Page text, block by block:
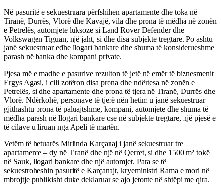
Në pasuritë e sekuestruara përfshihen apartamente dhe toka në
Tiranë, Durrës, Vlorë dhe Kavajë, vila dhe prona të mëdha në zonën
e Petrelës, automjete luksoze si Land Rover Defender dhe
Volkswagen Tiguan, një jaht, si dhe disa subjekte tregtare. Po ashtu
janë sekuestruar edhe llogari bankare dhe shuma të konsiderueshme
parash në banka dhe kompani private.
Pjesa më e madhe e pasurive rezulton të jetë në emër të biznesmenit
Ergys Agasi, i cili zotëron disa prona dhe ndërtesa në zonën e
Petrelës, si dhe apartamente dhe prona të tjera në Tiranë, Durrës dhe
Vlorë. Ndërkohë, personave të tjerë nën hetim u janë sekuestruar
gjithashtu prona të paluajtshme, kompani, automjete dhe shuma të
mëdha parash në llogari bankare ose në subjekte tregtare, një pjesë e
të cilave u liruan nga Apeli të martën.
Vetëm të hetuarës Mirlinda Karçanaj i janë sekuestruar tre
apartamente – dy në Tiranë dhe një në Qerret, si dhe 1500 m² tokë
në Sauk, llogari bankare dhe një automjet. Para se të
sekuestroheshin pasuritë e Karçanajt, kryeministri Rama e mori në
mbrojtje publikisht duke deklaruar se ajo jetonte në shtëpi me qira.